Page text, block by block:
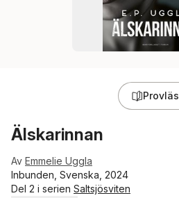
Provläs
Älskarinnan
Av Emmelie Uggla
Inbunden, Svenska, 2024
Del 2 i serien Saltsjösviten